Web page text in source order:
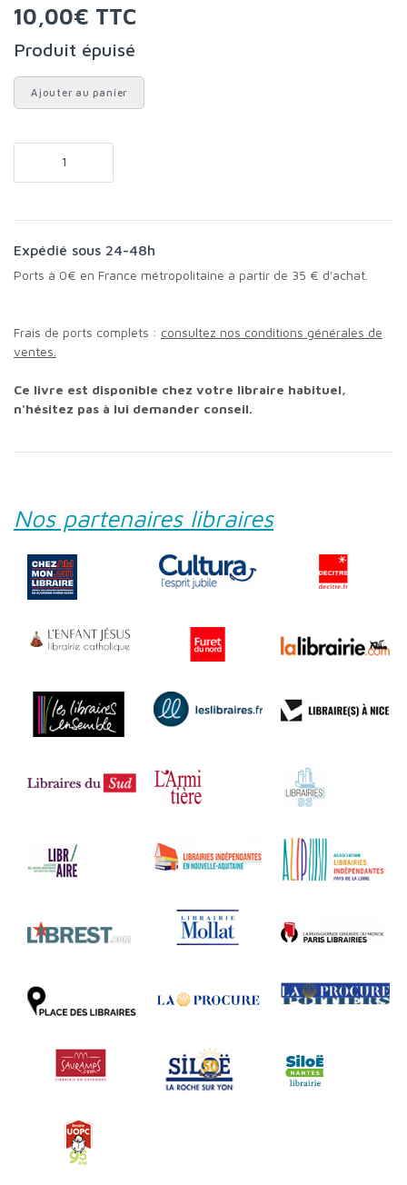
10,00€ TTC
Produit épuisé
Ajouter au panier
Expédié sous 24-48h
Ports à 0€ en France métropolitaine à partir de 35 € d'achat.
Frais de ports complets : consultez nos conditions générales de
ventes.
Ce livre est disponible chez votre libraire habituel,
n'hésitez pas à lui demander conseil.
Nos partenaires libraires